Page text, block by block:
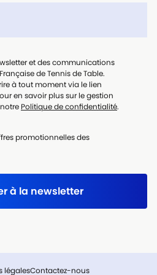
et des communications
de Tennis de Table.
à tout moment via le lien
en savoir plus sur le gestion
Politique de confidentialité.
promotionnelles des
à la newsletter
légalesContactez-nous